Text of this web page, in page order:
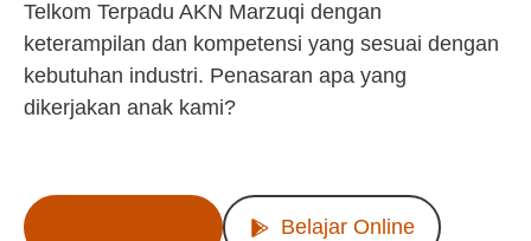
Telkom Terpadu AKN Marzuqi dengan
keterampilan dan kompetensi yang sesuai dengan
kebutuhan industri. Penasaran apa yang
dikerjakan anak kami?
Belajar Online